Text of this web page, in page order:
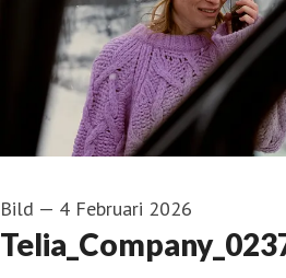
Bild — 4 Februari 2026